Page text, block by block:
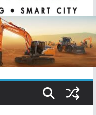
ฮอลิเดย์ อินน์ เอ็กซ์เพรส